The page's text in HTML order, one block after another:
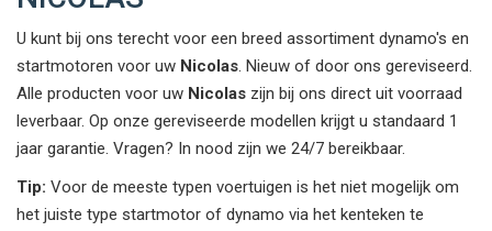
U kunt bij ons terecht voor een breed assortiment dynamo's en
startmotoren voor uw Nicolas. Nieuw of door ons gereviseerd.
Alle producten voor uw Nicolas zijn bij ons direct uit voorraad
leverbaar. Op onze gereviseerde modellen krijgt u standaard 1
jaar garantie. Vragen? In nood zijn we 24/7 bereikbaar.
Tip: Voor de meeste typen voertuigen is het niet mogelijk om
het juiste type startmotor of dynamo via het kenteken te